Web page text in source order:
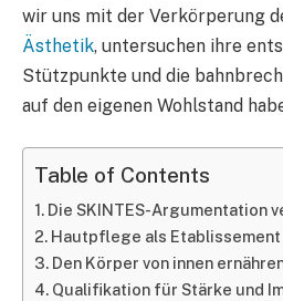
wir uns mit der Verkörperung
Ästhetik, untersuchen ihre
Stützpunkte und die
auf den eigenen Wohlstand
Table of Contents
Die SKINTES-Argumentation
Hautpflege als Etablissement
Den Körper von innen
Qualifikation für Stärke und